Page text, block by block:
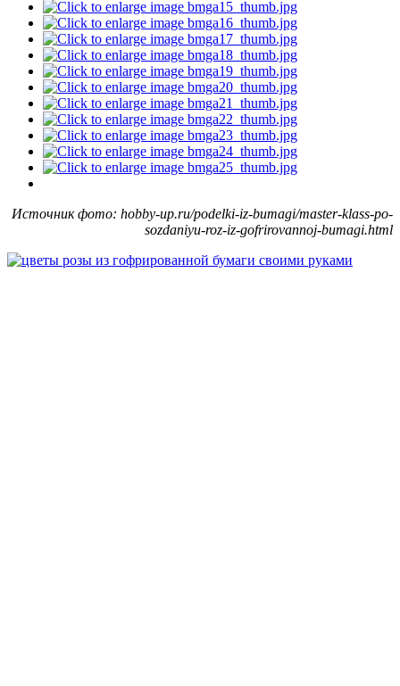
Источник фото: hobby-up.ru/podelki-iz-bumagi/master-klass-po-
sozdaniyu-roz-iz-gofrirovannoj-bumagi.html